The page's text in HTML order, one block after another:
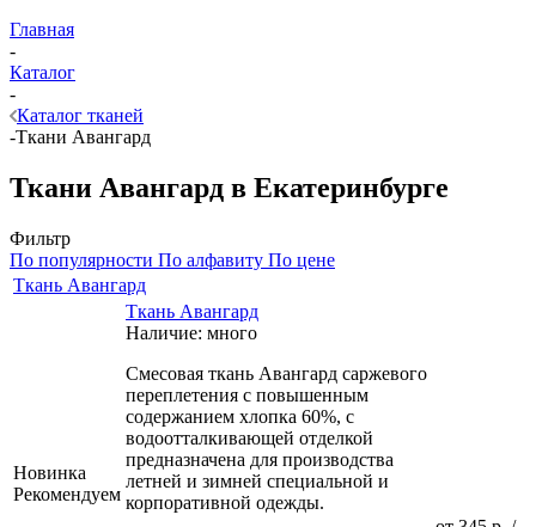
Главная
-
Каталог
-
Каталог тканей
-Ткани Авангард
Ткани Авангард в Екатеринбурге
Фильтр
По популярности По алфавиту По цене
Ткань Авангард
Новинка
Рекомендуем
Ткань Авангард
Наличие: много
Смесовая ткань Авангард саржевого
переплетения с повышенным
содержанием хлопка 60%, с
водоотталкивающей отделкой
предназначена для производства
летней и зимней специальной и
корпоративной одежды.